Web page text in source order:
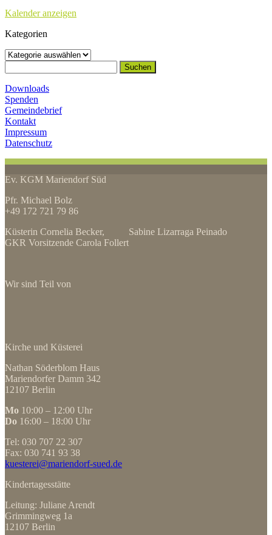
Kalender anzeigen
Kategorien
Kategorien
nach:
Downloads
Spenden
Gemeindebrief
Kontakt
Impressum
Datenschutz
Ev. KGM Mariendorf Süd
Pfr. Michael Bolz
+49 172 721 79 86
Küsterin Cornelia Becker, Sabine Lizarraga Peinado
GKR Vorsitzende Carola Follert
Wir sind Teil von
Kirche und Küsterei
Nathan Söderblom Haus
Mariendorfer Damm 342
12107 Berlin
Mo 10:00 – 12:00 Uhr
Do 16:00 – 18:00 Uhr
Tel: 030 707 22 307
Fax: 030 741 93 38
kuesterei@mariendorf-sued.de
Kindertagesstätte
Leitung: Juliane Arendt
Grimmingweg 1a
12107 Berlin